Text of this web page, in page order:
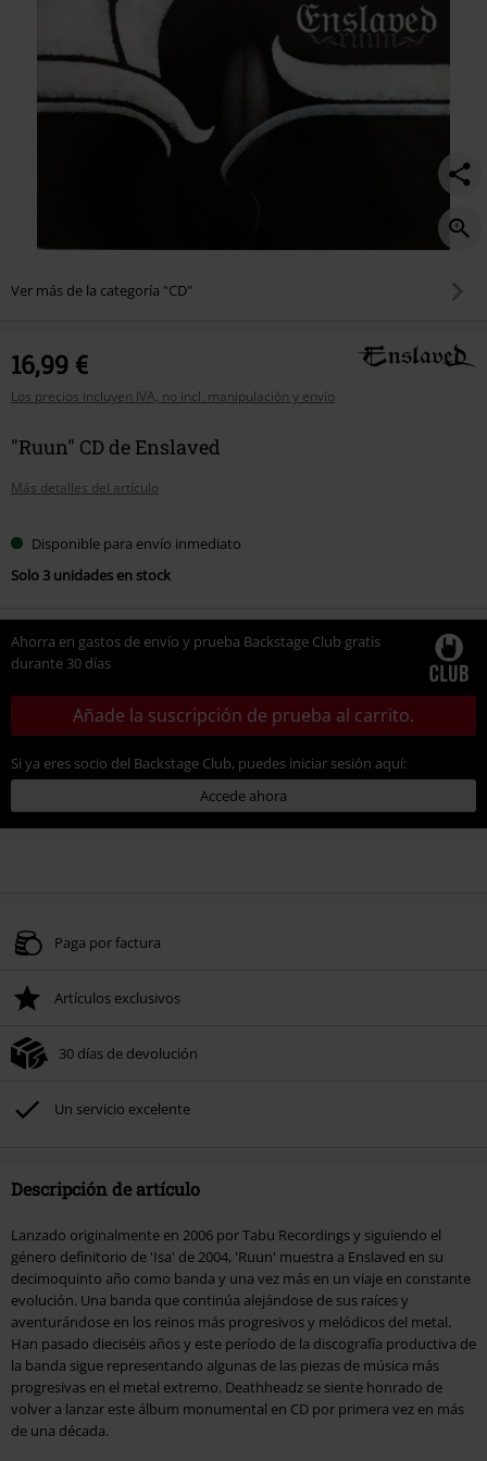
Ver más de la categoría "CD"
16,99 €
Los precios incluyen IVA, no incl. manipulación y envío
"Ruun" CD de Enslaved
Más detalles del artículo
Disponible para envío inmediato
Solo 3 unidades en stock
Ahorra en gastos de envío y prueba Backstage Club gratis
durante 30 días
Añade la suscripción de prueba al carrito.
Si ya eres socio del Backstage Club, puedes iniciar sesión aquí:
Accede ahora
Paga por factura
Artículos exclusivos
30 días de devolución
Un servicio excelente
Descripción de artículo
Lanzado originalmente en 2006 por Tabu Recordings y siguiendo el
género definitorio de 'Isa' de 2004, 'Ruun' muestra a Enslaved en su
decimoquinto año como banda y una vez más en un viaje en constante
evolución. Una banda que continúa alejándose de sus raíces y
aventurándose en los reinos más progresivos y melódicos del metal.
Han pasado dieciséis años y este período de la discografía productiva de
la banda sigue representando algunas de las piezas de música más
progresivas en el metal extremo. Deathheadz se siente honrado de
volver a lanzar este álbum monumental en CD por primera vez en más
de una década.